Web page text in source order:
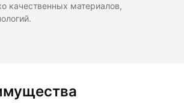
качественных материалов,